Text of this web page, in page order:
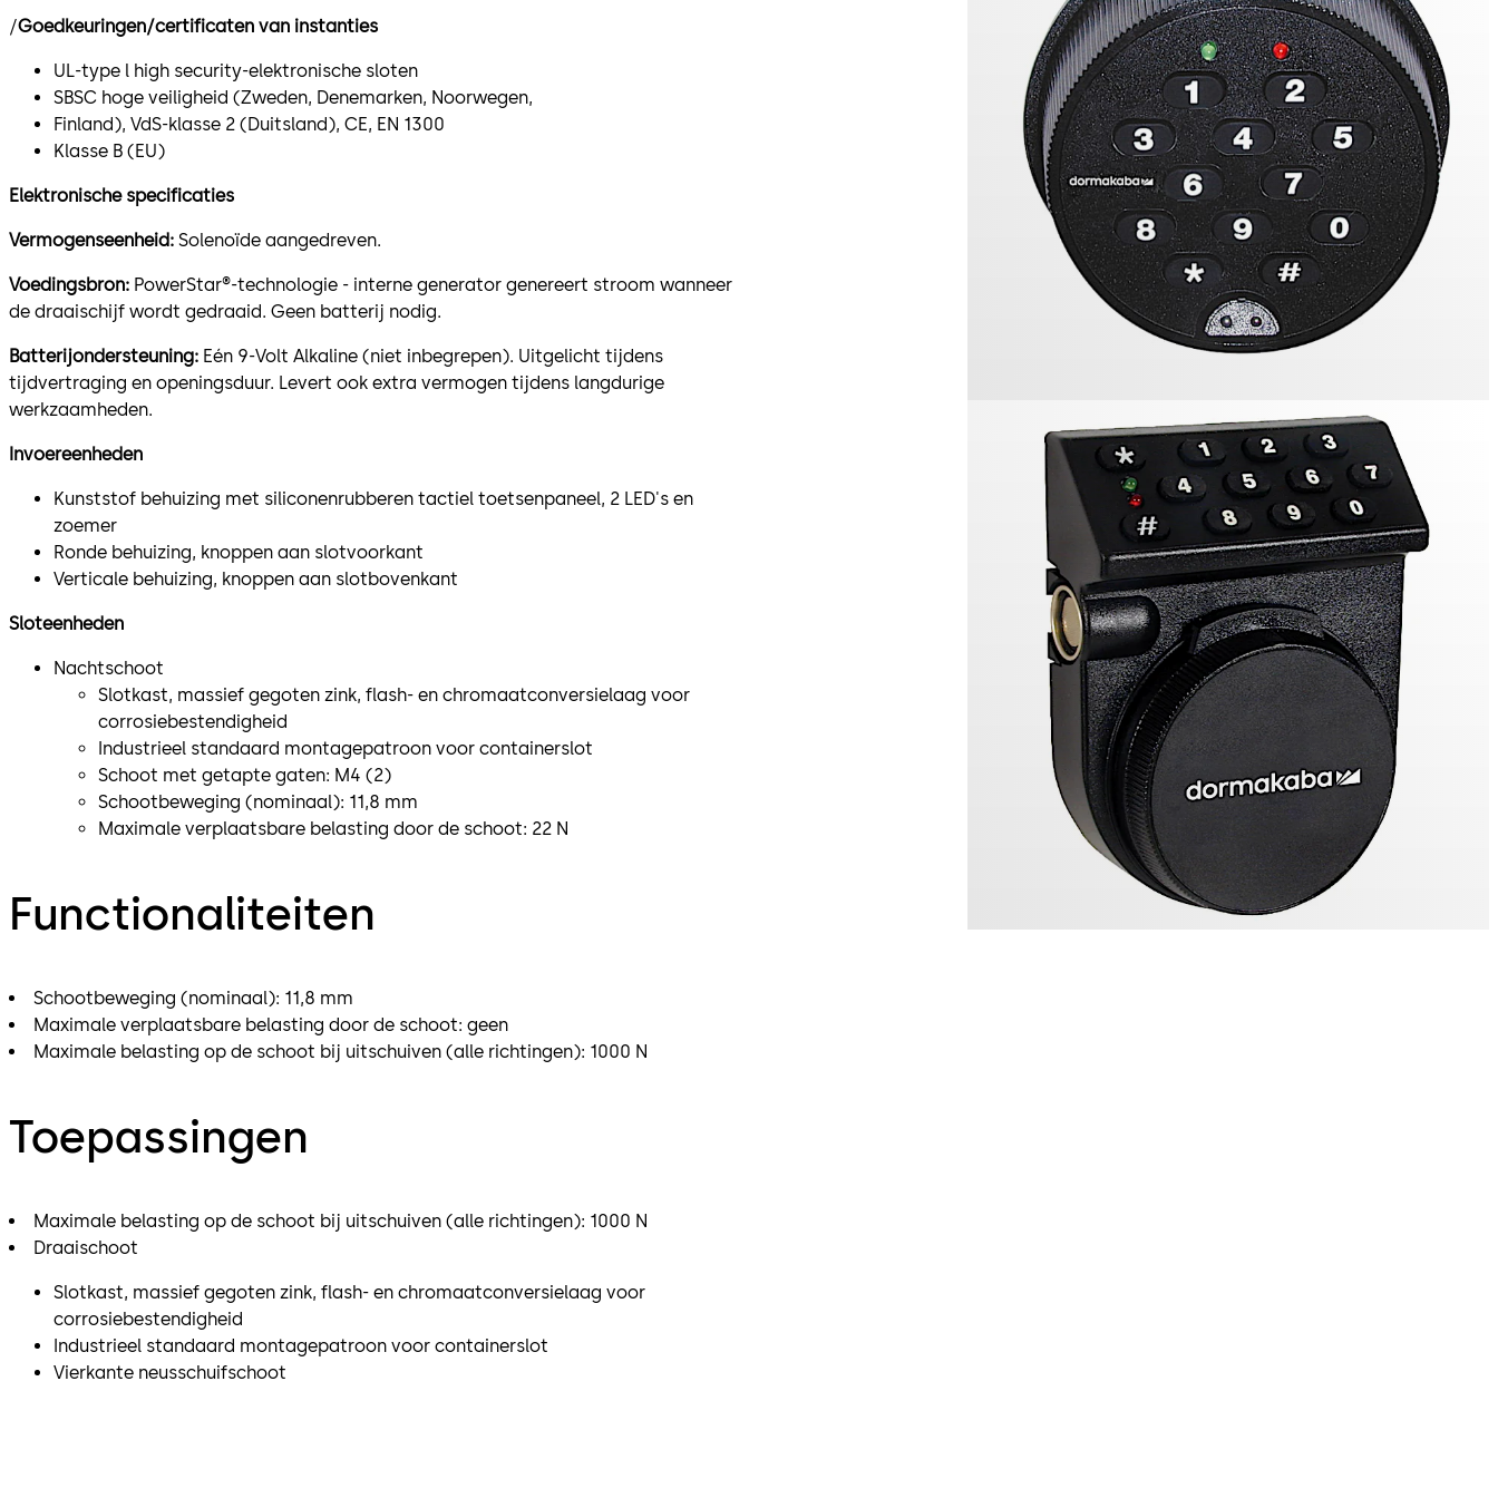
/Goedkeuringen/certificaten van instanties
UL-type l high security-elektronische sloten
SBSC hoge veiligheid (Zweden, Denemarken, Noorwegen,
Finland), VdS-klasse 2 (Duitsland), CE, EN 1300
Klasse B (EU)
Elektronische specificaties
Vermogenseenheid: Solenoïde aangedreven.
Voedingsbron: PowerStar®-technologie - interne generator genereert stroom wanneer
de draaischijf wordt gedraaid. Geen batterij nodig.
Batterijondersteuning: Eén 9-Volt Alkaline (niet inbegrepen). Uitgelicht tijdens
tijdvertraging en openingsduur. Levert ook extra vermogen tijdens langdurige
werkzaamheden.
Invoereenheden
Kunststof behuizing met siliconenrubberen tactiel toetsenpaneel, 2 LED's en
zoemer
Ronde behuizing, knoppen aan slotvoorkant
Verticale behuizing, knoppen aan slotbovenkant
Sloteenheden
Nachtschoot
Slotkast, massief gegoten zink, flash- en chromaatconversielaag voor
corrosiebestendigheid
Industrieel standaard montagepatroon voor containerslot
Schoot met getapte gaten: M4 (2)
Schootbeweging (nominaal): 11,8 mm
Maximale verplaatsbare belasting door de schoot: 22 N
Functionaliteiten
Schootbeweging (nominaal): 11,8 mm
Maximale verplaatsbare belasting door de schoot: geen
Maximale belasting op de schoot bij uitschuiven (alle richtingen): 1000 N
Toepassingen
Maximale belasting op de schoot bij uitschuiven (alle richtingen): 1000 N
Draaischoot
Slotkast, massief gegoten zink, flash- en chromaatconversielaag voor
corrosiebestendigheid
Industrieel standaard montagepatroon voor containerslot
Vierkante neusschuifschoot